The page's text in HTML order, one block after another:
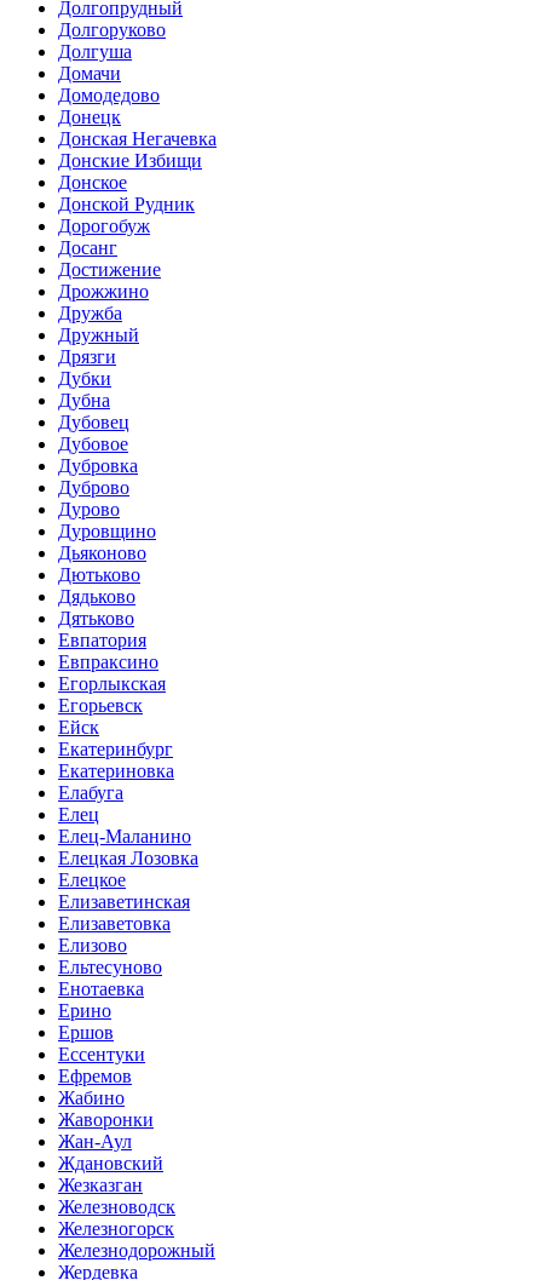
Долгопрудный
Долгоруково
Долгуша
Домачи
Домодедово
Донецк
Донская Негачевка
Донские Избищи
Донское
Донской Рудник
Дорогобуж
Досанг
Достижение
Дрожжино
Дружба
Дружный
Дрязги
Дубки
Дубна
Дубовец
Дубовое
Дубровка
Дуброво
Дурово
Дуровщино
Дьяконово
Дютьково
Дядьково
Дятьково
Евпатория
Евпраксино
Егорлыкская
Егорьевск
Ейск
Екатеринбург
Екатериновка
Елабуга
Елец
Елец-Маланино
Елецкая Лозовка
Елецкое
Елизаветинская
Елизаветовка
Елизово
Ельтесуново
Енотаевка
Ерино
Ершов
Ессентуки
Ефремов
Жабино
Жаворонки
Жан-Аул
Ждановский
Жезказган
Железноводск
Железногорск
Железнодорожный
Жердевка